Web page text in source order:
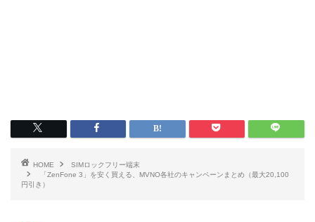
HOME
SIMロックフリー端末
「ZenFone 3」を安く買える、MVNO各社のキャンペーンまとめ（最大20,100
円引き）